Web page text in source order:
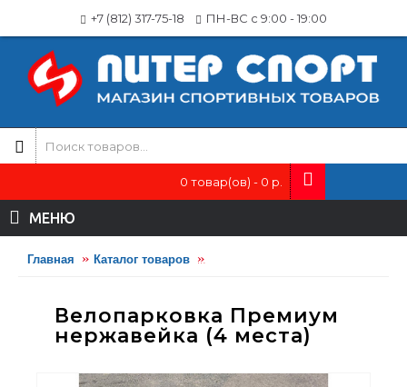
+7 (812) 317-75-18 ПН-ВС с 9:00 - 19:00
0 товар(ов) - 0 р.
МЕНЮ
Главная Каталог товаров
Велопарковка Премиум
нержавейка (4 места)